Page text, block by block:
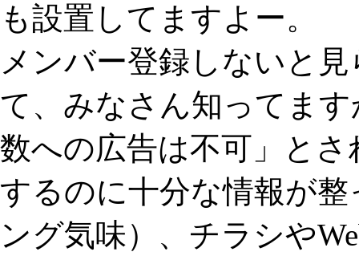
も設置してますよー。
メンバー登録しないと
て、みなさん知ってま
数への広告は不可」と
するのに十分な情報が
ング気味）、チラシや